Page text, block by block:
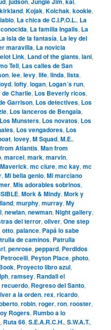
kirkland,Kojak,Kolchak,kookie,
, La chica de C.I.P.O.L., La
, La familia Ingalls, La
isla de la fantasía, La ley del
maravilla, La novicia
Link, Land of the giants,lani,
Tell, Las calles de San
,lee,levy,life,linda,lista,
,lofty,logan, Logan´s run,
de Charlie, Los Beverly ricos,
Garrison, Los detectives, Los
, Los lanceros de Bengala,
Los Munsters, Los novatos, Los
, Los vengadores, Los
,lovey,M Squad,M.E.,
Atlantis,Man from
,marcel,mark,marvin,
Maverick,mc clure,mc kay,mc
,Mi bella genio,Mi marciano
,Mis adorables sobrinos,
,Mork & Mindy,Mork y
,murphy,murray,My
,newlan,newman,Night gallery,
del terror,oliver,One step
,otto,palance, Papá lo sabe
de caminos, Patrulla
,penrose,peppard, Perdidos
Petrocelli, Peyton Place,photo,
, Proyecto libro azul,
,ramsey, Randall el
recuerdo, Regreso del Santo,
a la orden,rex,ricardo,
,robin,roger,ron,rooster,
Rogers, Rumbo a lo
, Ruta 66,S.E.A.R.C.H.,S.W.A.T.,